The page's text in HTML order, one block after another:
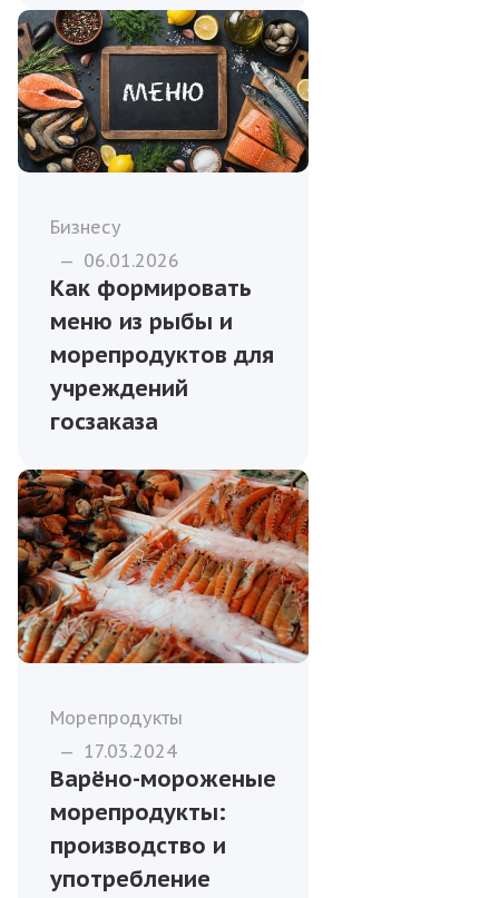
Бизнесу
— 06.01.2026
Как формировать
меню из рыбы и
морепродуктов для
учреждений
госзаказа
Морепродукты
— 17.03.2024
Варёно-мороженые
морепродукты:
производство и
употребление